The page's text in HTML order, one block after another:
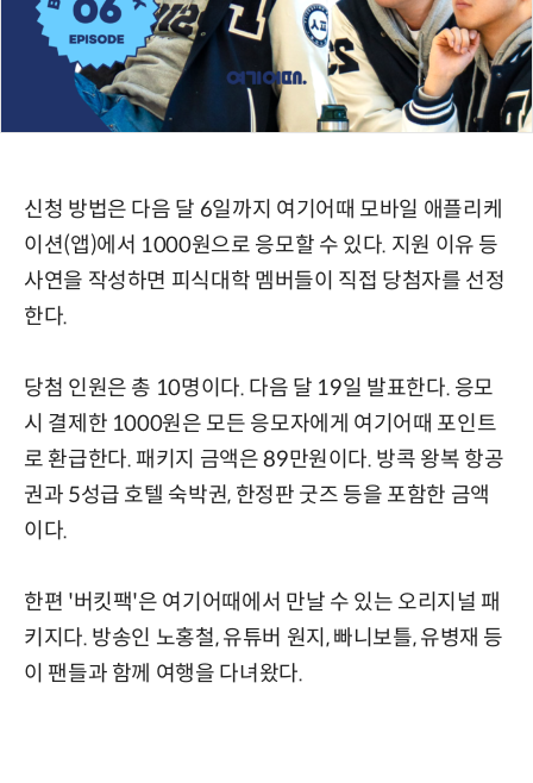
신청 방법은 다음 달 6일까지 여기어때 모바일 애플리케
이션(앱)에서 1000원으로 응모할 수 있다. 지원 이유 등
사연을 작성하면 피식대학 멤버들이 직접 당첨자를 선정
한다.
당첨 인원은 총 10명이다. 다음 달 19일 발표한다. 응모
시 결제한 1000원은 모든 응모자에게 여기어때 포인트
로 환급한다. 패키지 금액은 89만원이다. 방콕 왕복 항공
권과 5성급 호텔 숙박권, 한정판 굿즈 등을 포함한 금액
이다.
한편 '버킷팩'은 여기어때에서 만날 수 있는 오리지널 패
키지다. 방송인 노홍철, 유튜버 원지, 빠니보틀, 유병재 등
이 팬들과 함께 여행을 다녀왔다.